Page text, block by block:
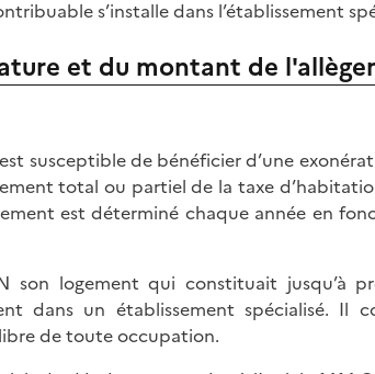
s’installe dans l’établissement
et du montant de
susceptible de bénéficier d’une
total ou partiel de la taxe
est déterminé chaque année en
logement qui constituait jusqu’à
dans un établissement spécialisé. Il
de toute occupation.